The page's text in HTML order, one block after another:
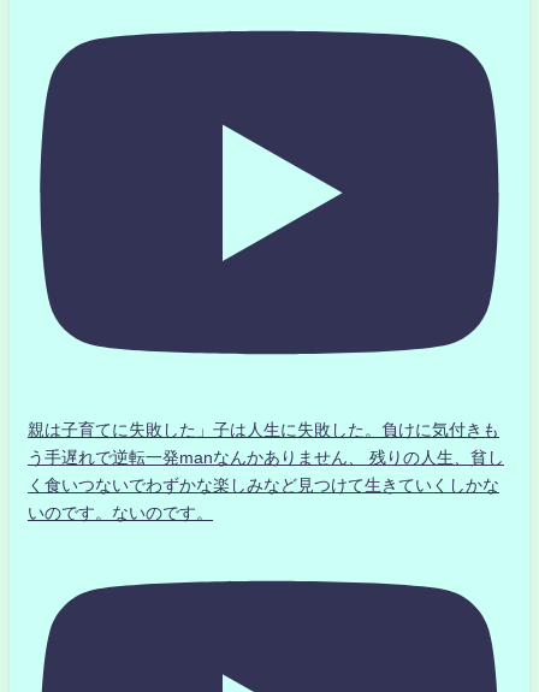
親は子育てに失敗した」子は人生に失敗した。負けに気付きも
う手遅れで逆転一発manなんかありません、 残りの人生、貧し
く食いつないでわずかな楽しみなど見つけて生きていくしかな
いのです。ないのです。